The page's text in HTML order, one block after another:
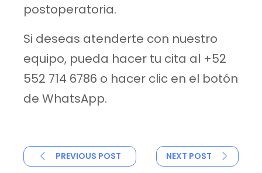
postoperatoria.
Si deseas atenderte con nuestro
equipo, pueda hacer tu cita al +52
552 714 6786 o hacer clic en el botón
de WhatsApp.
PREVIOUS POST NEXT POST